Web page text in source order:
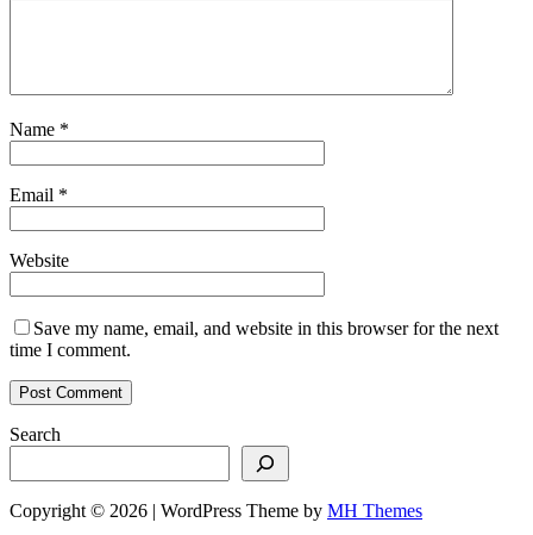
Name *
Email *
Website
Save my name, email, and website in this browser for the next
time I comment.
Search
Copyright © 2026 | WordPress Theme by MH Themes